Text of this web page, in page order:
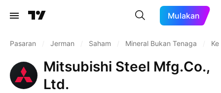
Mulakan
Pasaran Jerman Saham Mineral Bukan Tenaga
Mitsubishi Steel Mfg.Co.,
Ltd.